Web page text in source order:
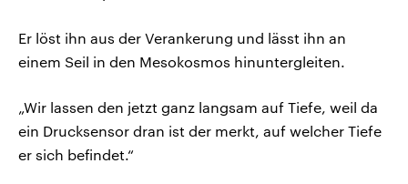
Er löst ihn aus der Verankerung und lässt ihn an
einem Seil in den Mesokosmos hinuntergleiten.
„Wir lassen den jetzt ganz langsam auf Tiefe, weil da
ein Drucksensor dran ist der merkt, auf welcher Tiefe
er sich befindet.“